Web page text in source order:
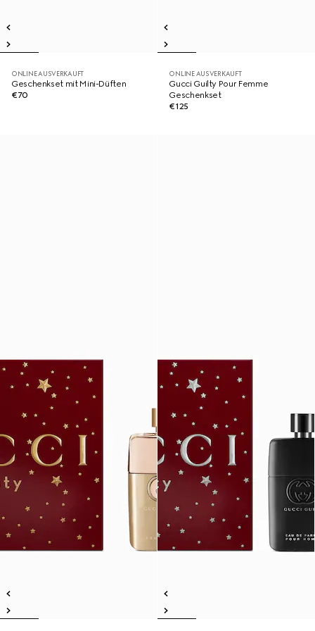
ONLINE AUSVERKAUFT
Geschenkset mit Mini-Düften
€70
ONLINE AUSVERKAUFT
Gucci Guilty Pour Femme
Geschenkset
€125